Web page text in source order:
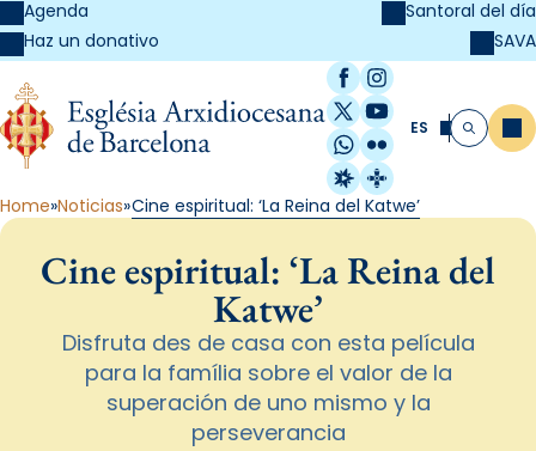
Agenda
Haz un donativo
Santoral del día
SAVA
Facebook
Instagram
X / Twitter
YouTube
WhatsApp
Flickr
Radio Estel
Catalunya
ES Buscar
Home Noticias Cine espiritual: ‘La Reina del Katwe’
Cine espiritual: ‘La Reina del
Katwe’
Disfruta des de casa con esta película
para la família sobre el valor de la
superación de uno mismo y la
perseverancia